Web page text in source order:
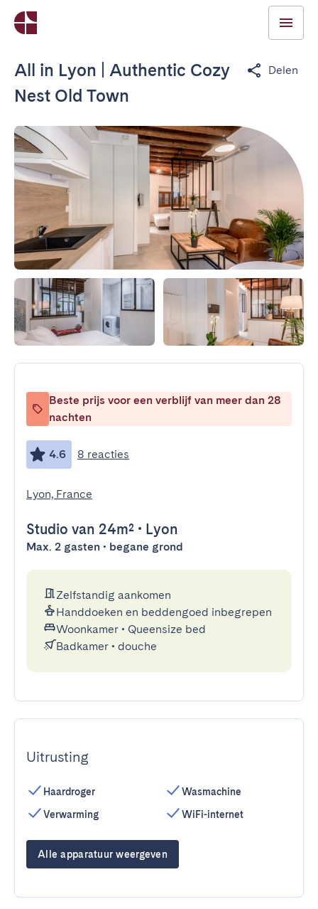
All in Lyon | Authentic Cozy
Nest Old Town
Delen
Beste prijs voor een verblijf van meer dan 28
nachten
4.6 8 reacties
Lyon, France
Studio van 24m² • Lyon
Max. 2 gasten • begane grond
Zelfstandig aankomen
Handdoeken en beddengoed inbegrepen
Woonkamer • Queensize bed
Badkamer • douche
Uitrusting
Haardroger
Verwarming
Wasmachine
WiFi-internet
Alle apparatuur weergeven